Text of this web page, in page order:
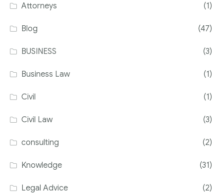
Attorneys (1)
Blog (47)
BUSINESS (3)
Business Law (1)
Civil (1)
Civil Law (3)
consulting (2)
Knowledge (31)
Legal Advice (2)